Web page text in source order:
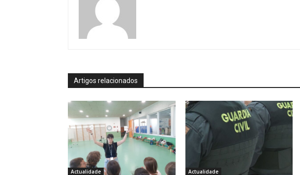
Artigos relacionados
Actualidade Actualidade